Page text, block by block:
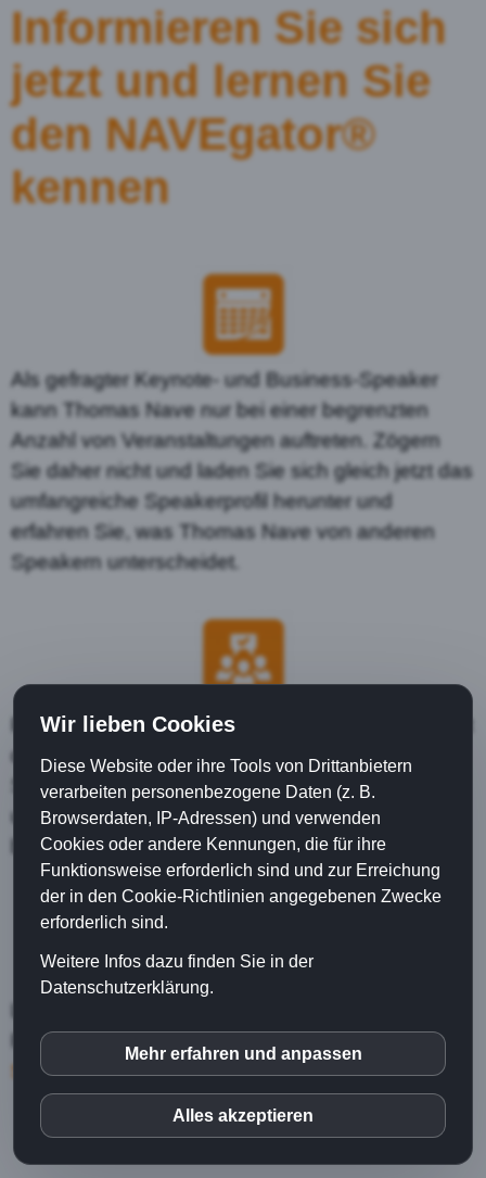
Informieren Sie sich
jetzt und lernen Sie
den NAVEgator®
kennen
Als gefragter Keynote- und Business-Speaker
kann Thomas Nave nur bei einer begrenzten
Anzahl von Veranstaltungen auftreten. Zögern
Sie daher nicht und laden Sie sich gleich jetzt das
umfangreiche Speakerprofil herunter und
erfahren Sie, was Thomas Nave von anderen
Speakern unterscheidet.
Planen Sie eine unvergessliche Veranstaltung mit
dem NAVEgator®, einem professionellen
Speaker, der Ihre Gäste mit seiner fesselnden
und inspirierenden Präsentation garantiert
begeistern wird.
Lassen Sie die mühsame Suche nach einem
Redner hinter sich -mit Thomas Nave erleben
Sie einen Tag voller Erfolg und Inspiration.
Wir lieben Cookies
Diese Website oder ihre Tools von Drittanbietern
verarbeiten personenbezogene Daten (z. B.
Browserdaten, IP-Adressen) und verwenden
Cookies oder andere Kennungen, die für ihre
Funktionsweise erforderlich sind und zur Erreichung
der in den Cookie-Richtlinien angegebenen Zwecke
erforderlich sind.
Weitere Infos dazu finden Sie in der
Datenschutzerklärung.
inCMS
Mehr erfahren und anpassen
Alles akzeptieren